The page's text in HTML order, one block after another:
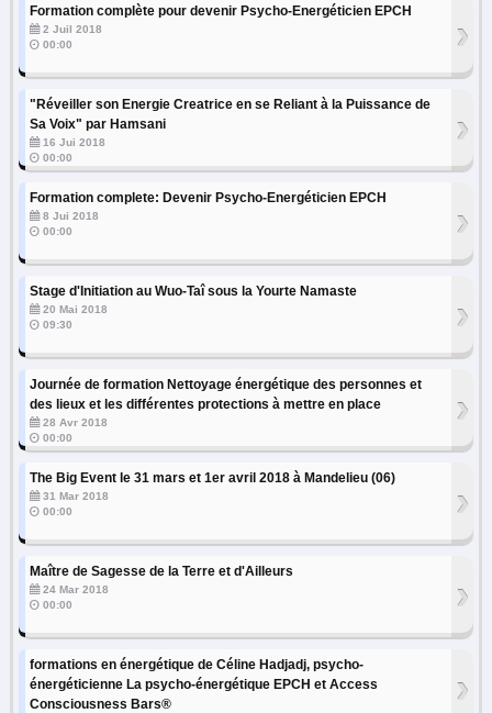
Formation complète pour devenir Psycho-Energéticien EPCH
2 Juil 2018
00:00
›
"Réveiller son Energie Creatrice en se Reliant à la Puissance de
Sa Voix" par Hamsani
16 Jui 2018
00:00
›
Formation complete: Devenir Psycho-Energéticien EPCH
8 Jui 2018
00:00
›
Stage d'Initiation au Wuo-Taî sous la Yourte Namaste
20 Mai 2018
09:30
›
Journée de formation Nettoyage énergétique des personnes et
des lieux et les différentes protections à mettre en place
28 Avr 2018
00:00
›
The Big Event le 31 mars et 1er avril 2018 à Mandelieu (06)
31 Mar 2018
00:00
›
Maître de Sagesse de la Terre et d'Ailleurs
24 Mar 2018
00:00
›
formations en énergétique de Céline Hadjadj, psycho-
énergéticienne La psycho-énergétique EPCH et Access
Consciousness Bars®
›